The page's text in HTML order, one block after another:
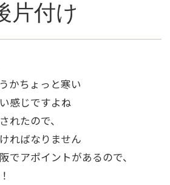
片付け
かちょっと寒い
感じですよね
れたので、
ればなりません
でアポイントがあるので、